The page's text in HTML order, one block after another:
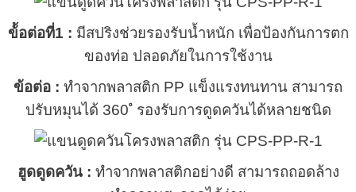
ข้้อต่อที่1 : มีสปริงช่วยรองรับน้ำหนัก เพื่อป้องกันการตก
ของท่อ ปลอดภัยในการใช้งาน
ข้อต่อ : ทำจากพลาสติก PP แข็งแรงทนทาน สามารถ
ปรับหมุนได้ 360 ํ รองรับการดูดควันได้หลายชนิด
ฮูดดูดควัน : ทำจากพลาสติกอย่างดี สามารถถอดล้าง